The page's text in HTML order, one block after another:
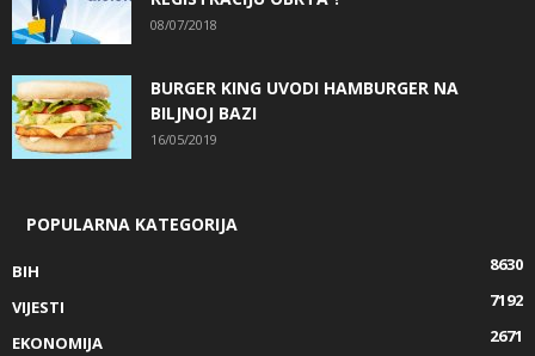
08/07/2018
BURGER KING UVODI HAMBURGER NA
BILJNOJ BAZI
16/05/2019
POPULARNA KATEGORIJA
BIH
8630
VIJESTI
7192
EKONOMIJA
2671